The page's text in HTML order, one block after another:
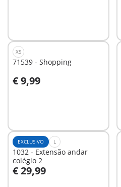
XS
71539 - Shopping
€ 9,99
Ao carrinho
EXCLUSIVO L
1032 - Extensão andar
colégio 2
€ 29,99
Ao carrinho